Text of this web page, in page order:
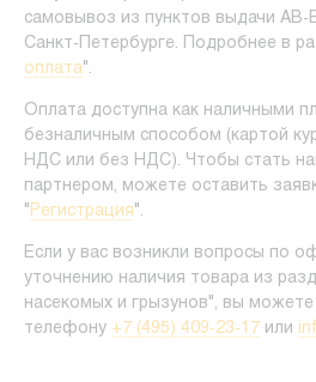
самовывоз из пунктов выдачи AB-
Санкт-Петербурге. Подробнее в
оплата".
Оплата доступна как наличными
безналичным способом (картой
НДС или без НДС). Чтобы стать
партнером, можете оставить
" Регистрация".
Если у вас возникли вопросы по
уточнению наличия товара из
насекомых и грызунов", вы
телефону +7 (495) 409-23-17 или